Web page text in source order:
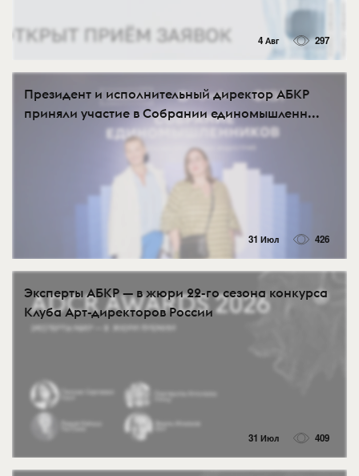
4 Авг 297
Президент и исполнительный директор АБКР
приняли участие в Собрании единомышленн...
31 Июл 426
Эксперты АБКР — в жюри 22-го сезона конкурса
Клуба Арт-директоров России
31 Июл 409